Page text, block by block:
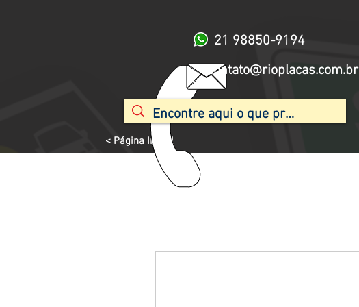
21 98850-9194
contato@rioplacas.com.br
< Página Inicial